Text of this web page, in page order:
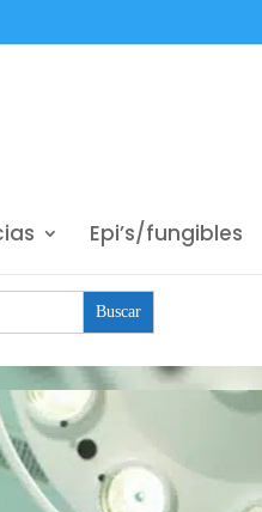
Epi’s/fungibles